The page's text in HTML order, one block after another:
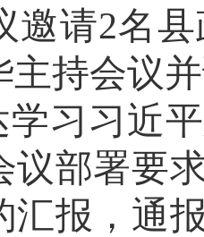
邀请2名
主持会议
学习习近
议部署要
汇报，通